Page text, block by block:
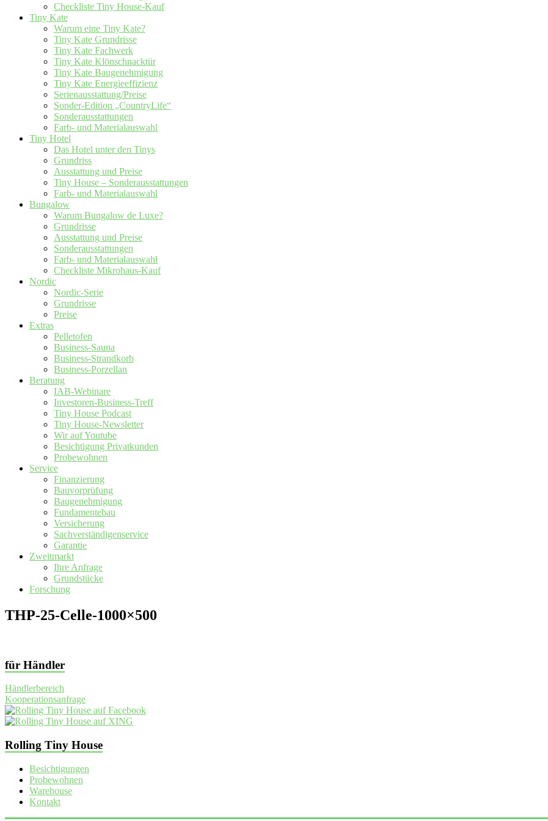
Checkliste Tiny House-Kauf
Tiny Kate
Warum eine Tiny Kate?
Tiny Kate Grundrisse
Tiny Kate Fachwerk
Tiny Kate Klönschnacktür
Tiny Kate Baugenehmigung
Tiny Kate Energieeffizienz
Serienausstattung/Preise
Sonder-Edition „CountryLife“
Sonderausstattungen
Farb- und Materialauswahl
Tiny Hotel
Das Hotel unter den Tinys
Grundriss
Ausstattung und Preise
Tiny House – Sonderausstattungen
Farb- und Materialauswahl
Bungalow
Warum Bungalow de Luxe?
Grundrisse
Ausstattung und Preise
Sonderausstattungen
Farb- und Materialauswahl
Checkliste Mikrohaus-Kauf
Nordic
Nordic-Serie
Grundrisse
Preise
Extras
Pelletofen
Business-Sauna
Business-Strandkorb
Business-Porzellan
Beratung
IAB-Webinare
Investoren-Business-Treff
Tiny House Podcast
Tiny House-Newsletter
Wir auf Youtube
Besichtigung Privatkunden
Probewohnen
Service
Finanzierung
Bauvorprüfung
Baugenehmigung
Fundamentebau
Versicherung
Sachverständigenservice
Garantie
Zweitmarkt
Ihre Anfrage
Grundstücke
Forschung
THP-25-Celle-1000×500
für Händler
Händlerbereich
Kooperationsanfrage
Rolling Tiny House
Besichtigungen
Probewohnen
Warehouse
Kontakt